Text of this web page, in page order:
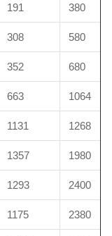
191 380
308 580
352 680
663 1064
1131 1268
1357 1980
1293 2400
1175 2380